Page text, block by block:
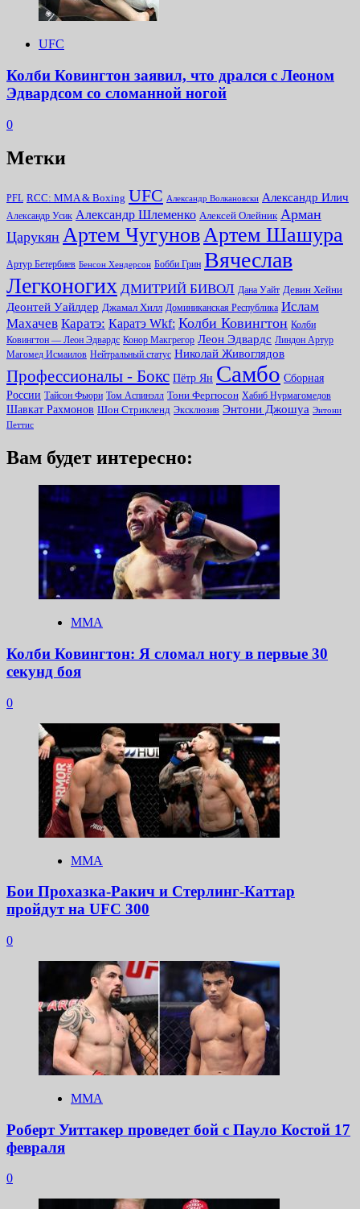
UFC
Колби Ковингтон заявил, что дрался с Леоном
Эдвардсом со сломанной ногой
0
Метки
PFL RCC: MMA & Boxing UFC Александр Волкановски Александр Илич
Александр Усик Александр Шлеменко Алексей Олейник Арман
Царукян Артем ЧугуновАртем Шашура
Артур Бетербиев Бенсон Хендерсон Бобби Грин Вячеслав
Легконогих ДМИТРИЙ БИВОЛ Дана Уайт Девин Хейни
Деонтей Уайлдер Джамал Хилл Доминиканская Республика Ислам
Махачев Каратэ: Каратэ Wkf: Колби Ковингтон Колби
Ковингтон — Леон Эдвардс Конор Макгрегор Леон Эдвардс Линдон Артур
Магомед Исмаилов Нейтральный статус Николай Живоглядов
Профессионалы - Бокс Пётр Ян Самбо Сборная
России Тайсон Фьюри Том Аспинэлл Тони Фергюсон Хабиб Нурмагомедов
Шавкат Рахмонов Шон Стрикленд Эксклюзив Энтони Джошуа Энтони
Петтис
Вам будет интересно:
ММА
Колби Ковингтон: Я сломал ногу в первые 30
секунд боя
0
ММА
Бои Прохазка-Ракич и Стерлинг-Каттар
пройдут на UFC 300
0
ММА
Роберт Уиттакер проведет бой с Пауло Костой 17
февраля
0